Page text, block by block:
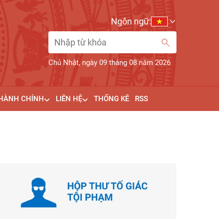
Chủ Nhật, ngày 09 tháng 08 năm 2026
Ngôn ngữ:
CHÍNH LIÊN HỆ THỐNG KÊ RSS